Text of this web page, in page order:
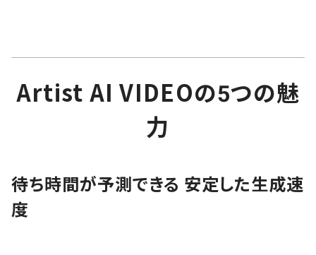
Artist AI VIDEOの5つの魅
力
待ち時間が予測できる 安定した生成速
度